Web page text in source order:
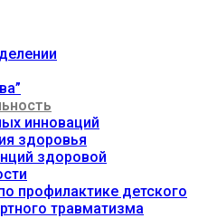
инноваций
здоровья
здоровой
профилактике детского
травматизма